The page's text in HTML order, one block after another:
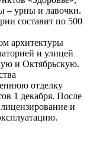
– урны и лавочки.
составит по 500
архитектуры
и улицей
и Октябрьскую.
отделку
1 декабря. После
и